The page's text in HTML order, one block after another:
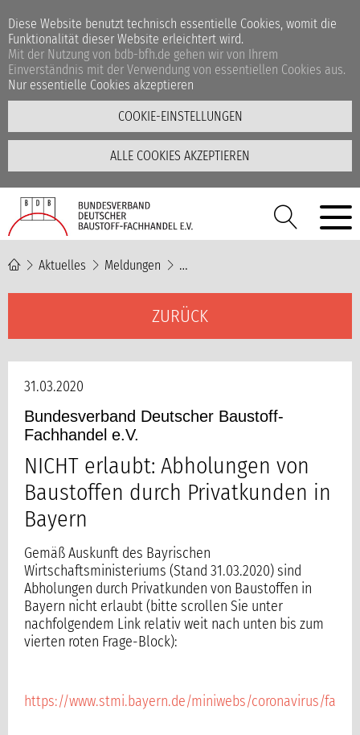
Diese Website benutzt technisch essentielle Cookies, womit die
Funktionalität dieser Website erleichtert wird.
Mit der Nutzung von bdb-bfh.de gehen wir von Ihrem
Einverständnis mit der Verwendung von essentiellen Cookies aus.
Nur essentielle Cookies akzeptieren
COOKIE-EINSTELLUNGEN
ALLE COOKIES AKZEPTIEREN
Aktuelles Meldungen NICHT erlaubt: Abholungen von
ZURÜCK
31.03.2020
Bundesverband Deutscher Baustoff-
Fachhandel e.V.
NICHT erlaubt: Abholungen von
Baustoffen durch Privatkunden in
Bayern
Gemäß Auskunft des Bayrischen
Wirtschaftsministeriums (Stand 31.03.2020) sind
Abholungen durch Privatkunden von Baustoffen in
Bayern nicht erlaubt (bitte scrollen Sie unter
nachfolgendem Link relativ weit nach unten bis zum
vierten roten Frage-Block):
https://www.stmi.bayern.de/miniwebs/coronavirus/faq/